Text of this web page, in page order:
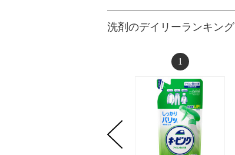
洗剤のデイリーランキング
1